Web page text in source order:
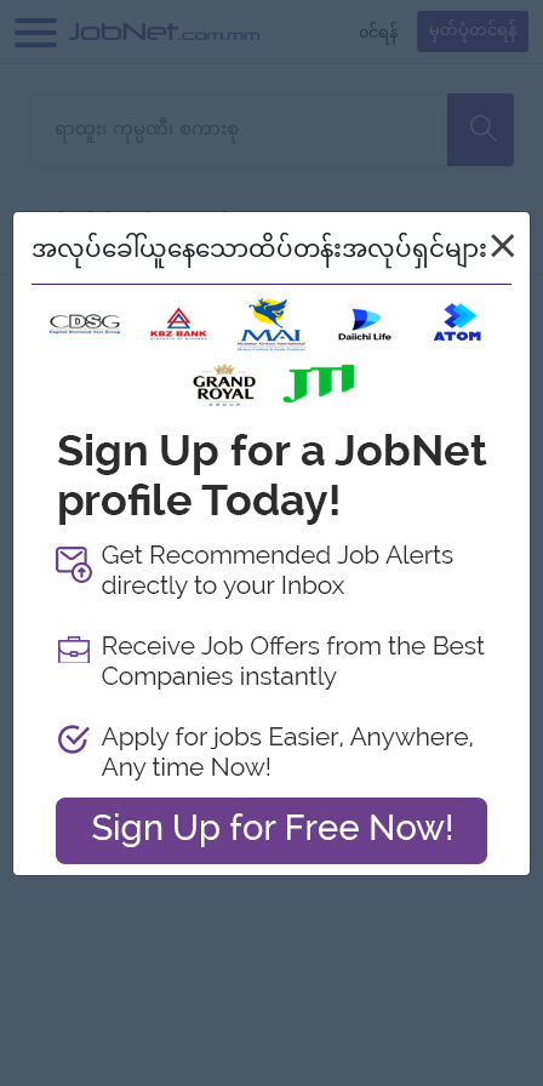
၀င်ရန် မှတ်ပုံတင်ရန်
သော အလုပ်မရှိသေးပါ။
စစ်ရန် စဉ်၍ကြည့်မည်
Myanmar
အလုပ်ခေါ်ယူနေသောထိပ်တန်းအလုပ်ရှင်များ×